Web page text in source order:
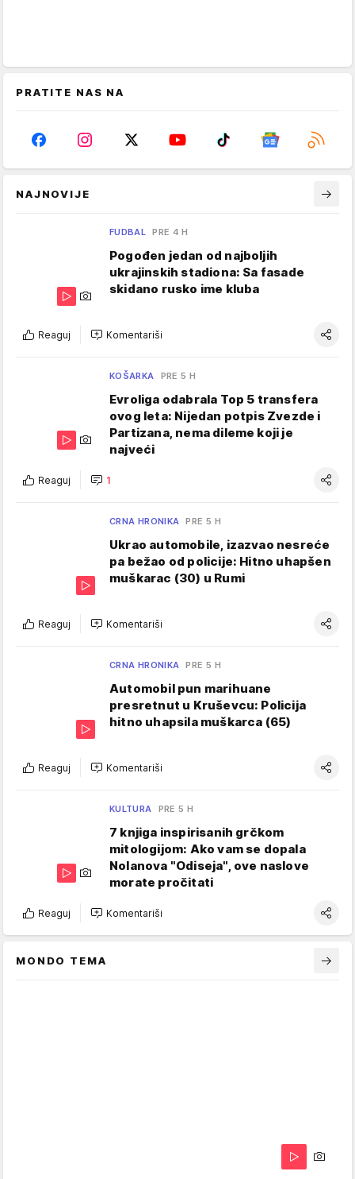
PRATITE NAS NA
NAJNOVIJE
FUDBAL PRE 4 H
Pogođen jedan od najboljih
ukrajinskih stadiona: Sa fasade
skidano rusko ime kluba
Reaguj Komentariši
KOŠARKA PRE 5 H
Evroliga odabrala Top 5 transfera
ovog leta: Nijedan potpis Zvezde i
Partizana, nema dileme koji je
najveći
Reaguj 1
CRNA HRONIKA PRE 5 H
Ukrao automobile, izazvao nesreće
pa bežao od policije: Hitno uhapšen
muškarac (30) u Rumi
Reaguj Komentariši
CRNA HRONIKA PRE 5 H
Automobil pun marihuane
presretnut u Kruševcu: Policija
hitno uhapsila muškarca (65)
Reaguj Komentariši
KULTURA PRE 5 H
7 knjiga inspirisanih grčkom
mitologijom: Ako vam se dopala
Nolanova "Odiseja", ove naslove
morate pročitati
Reaguj Komentariši
MONDO TEMA